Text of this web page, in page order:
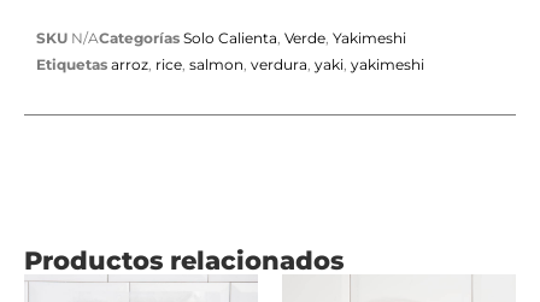
Productos relacionados
SKU N/ACategorías Solo Calienta Verde Yakimeshi
Etiquetas arroz rice salmon verdura yaki yakimeshi